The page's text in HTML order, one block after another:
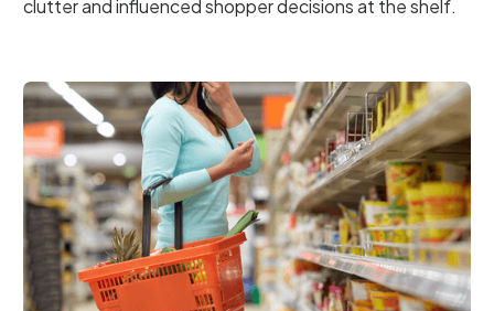
clutter and influenced shopper decisions at the shelf.